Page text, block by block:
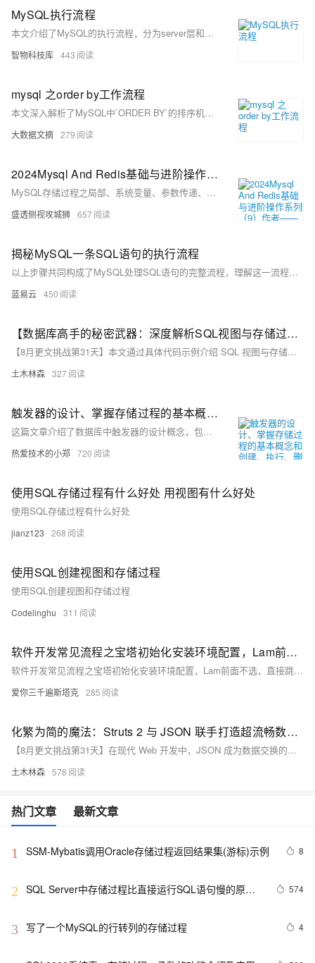
MySQL执行流程
本文介绍了MySQL的执行流程，分为server层和引擎层。server层包含连接器、查询缓存、解析器、预处理器、优化器等组件，负责SQL的接收、解析、优化及执行；引擎层负责数据的存储与读取。文章详细解释了各组件的功能，如连接器负责用户身份认证，查询缓存提高查询效率，解析器进行SQL的词法和语法分析，预处理器验证表和字段的存在性，优化器选择最优执行计划，最终由查询执行引擎完成查询并将结果返回给客户端。
智物科技库 443
mysql 之order by工作流程
本文深入解析了MySQL中`ORDER BY`的排序机制，通过具体示例展示了排序过程及性能优化方法。文章首先分析了基于内存和磁盘的排序方式，包括`sort_buffer_size`的影响以及临时文件的使用场景。接着介绍了`rowid`排序算法，该算法通过减少参与排序的数据量来提升性能，并对比了其与传统排序的区别。此外，还探讨了随机查询`ORDER BY RAND()`的执行流程及其优化策略。最后提到了MySQL 5.6引入的优先队列排序算法，适用于仅需部分有序结果的场景。文章结合`optimizer_trace`工具详细说明了各配置参数对排序行为的影响，为优化查询提供了实用指导。
大数据文摘 279
2024Mysql And Redis基础与进阶操作系列（9）作者——LJS[含MySQL存储过程之局部、系统变量、参数传递、流程控制-判断/case具体详步骤；注意点及常见报错问题所对应的解决方法]
MySQL存储过程之局部、系统变量、参数传递、流程控制-判断/case具体详步骤；注意点及常见报错问题所对应的解决方法
盛透侧视攻城狮 657
揭秘MySQL一条SQL语句的执行流程
以上步骤共同构成了MySQL处理SQL语句的完整流程，理解这一流程有助于更有效地使用MySQL数据库，优化查询性能，及时解决可能出现的性能瓶颈问题。
蓝易云 450
【数据库高手的秘密武器：深度解析SQL视图与存储过程的魅力——封装复杂逻辑，实现代码高复用性的终极指南】
【8月更文挑战第31天】本文通过具体代码示例介绍 SQL 视图与存储过程的创建及应用优势。视图作为虚拟表，可简化复杂查询并提升代码可维护性；存储过程则预编译 SQL 语句，支持复杂逻辑与事务处理，增强代码复用性和安全性。通过创建视图 `high_earners` 和存储过程 `get_employee_details` 及 `update_salary` 的实例，展示了二者在实际项目中的强大功能。
土木林森 327
触发器的设计、掌握存储过程的基本概念和创建、执行、删除方法。掌握数据库备份的方法和数据库恢复的方法。
这篇文章介绍了数据库中触发器的设计概念，包括创建、修改、删除触发器的方法，并通过实验内容教授如何使用SQL命令创建DML触发器以及如何利用触发器实现数据的完整性和自动化处理。
热爱技术的小郑 720
使用SQL存储过程有什么好处 用视图有什么好处
使用SQL存储过程有什么好处
jianz123 268
使用SQL创建视图和存储过程
使用SQL创建视图和存储过程
Codelinghu 311
软件开发常见流程之宝塔初始化安装环境配置，Lam前面不选，直接跳商城，在宝塔内点击软件商城，安Mysql5.7，安java项目管理器，安Ngnix最新版，安Redis
软件开发常见流程之宝塔初始化安装环境配置，Lam前面不选，直接跳商城，在宝塔内点击软件商城，安Mysql5.7，安java项目管理器，安Ngnix最新版，安Redis
爱你三千遍斯塔克 285
化繁为简的魔法：Struts 2 与 JSON 联手打造超流畅数据交换体验，让应用飞起来！
【8月更文挑战第31天】在现代 Web 开发中，JSON 成为数据交换的主流格式，以其轻量、易读和易解析的特点受到青睐。Struts 2 内置对 JSON 的支持，结合 Jackson 库可便捷实现数据传输。本文通过具体示例展示了如何在 Struts 2 中进行 JSON 数据的序列化与反序列化，并结合 AJAX 技术提升 Web 应用的响应速度和用户体验。
土木林森 578
热门文章 最新文章
1 SSM-Mybatis调用Oracle存储过程返回结果集(游标)示例 8
2 SQL Server中存储过程比直接运行SQL语句慢的原因
574
3 写了一个MySQL的行转列的存储过程 4